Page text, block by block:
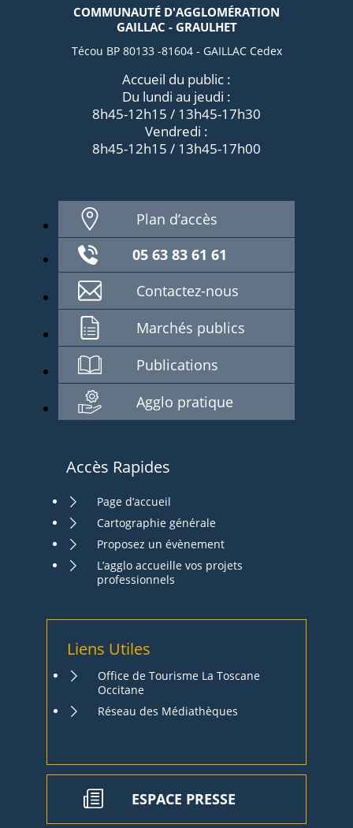
COMMUNAUTÉ D'AGGLOMÉRATION
GAILLAC - GRAULHET
Técou BP 80133 -81604 - GAILLAC Cedex
Accueil du public :
Du lundi au jeudi :
8h45-12h15 / 13h45-17h30
Vendredi :
8h45-12h15 / 13h45-17h00
Plan d’accès
05 63 83 61 61
Contactez-nous
Marchés publics
Publications
Agglo pratique
Accès Rapides
Page d’accueil
Cartographie générale
Proposez un évènement
L’agglo accueille vos projets
professionnels
Liens Utiles
Office de Tourisme La Toscane
Occitane
Réseau des Médiathèques
ESPACE PRESSE